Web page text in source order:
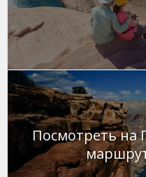
Посмотреть на